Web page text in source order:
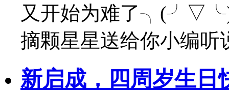
又开始为难了
摘颗星星送给你小编听
新启成，四周岁生日